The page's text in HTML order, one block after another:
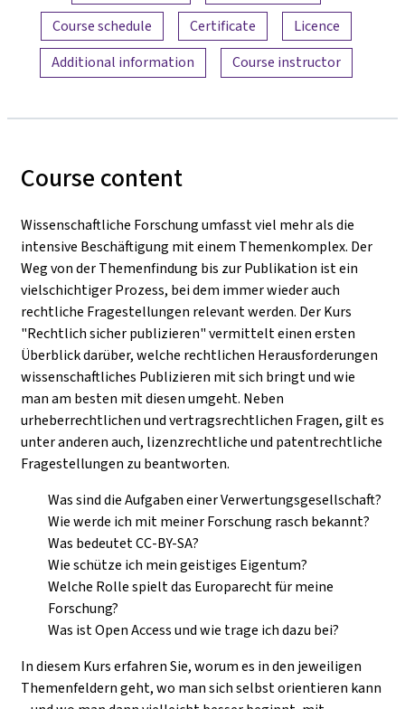
Course schedule
Certificate
Licence
Additional information
Course instructor
Course content
Wissenschaftliche Forschung umfasst viel mehr als die
intensive Beschäftigung mit einem Themenkomplex. Der
Weg von der Themenfindung bis zur Publikation ist ein
vielschichtiger Prozess, bei dem immer wieder auch
rechtliche Fragestellungen relevant werden. Der Kurs
"Rechtlich sicher publizieren" vermittelt einen ersten
Überblick darüber, welche rechtlichen Herausforderungen
wissenschaftliches Publizieren mit sich bringt und wie
man am besten mit diesen umgeht. Neben
urheberrechtlichen und vertragsrechtlichen Fragen, gilt es
unter anderen auch, lizenzrechtliche und patentrechtliche
Fragestellungen zu beantworten.
Was sind die Aufgaben einer Verwertungsgesellschaft?
Wie werde ich mit meiner Forschung rasch bekannt?
Was bedeutet CC-BY-SA?
Wie schütze ich mein geistiges Eigentum?
Welche Rolle spielt das Europarecht für meine
Forschung?
Was ist Open Access und wie trage ich dazu bei?
In diesem Kurs erfahren Sie, worum es in den jeweiligen
Themenfeldern geht, wo man sich selbst orientieren kann